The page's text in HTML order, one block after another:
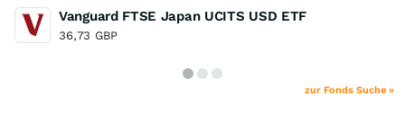
Vanguard FTSE Japan UCITS USD ETF
36,73 GBP
zur Fonds Suche »